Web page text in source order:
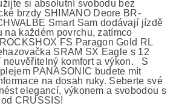
si absolutní svobodu bez
brzdy SHIMANO Deore BR-
Smart Sam dodávají jízdě
na každém povrchu, zatímco
FS Paragon Gold RL
SRAM SX Eagle s 12
neuvěřitelný komfort a výkon. S
PANASONIC budete mít
na dosah ruky. Seberte své
elegancí, výkonem a svobodou s
CRUSSIS!